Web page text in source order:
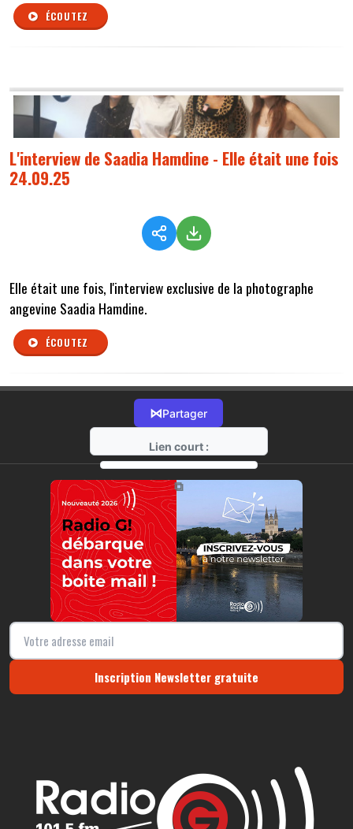
ÉCOUTEZ
L'interview de Saadia Hamdine - Elle était une fois
24.09.25
Elle était une fois, l'interview exclusive de la photographe
angevine Saadia Hamdine.
ÉCOUTEZ
⋈Partager
Lien court :
https://radio-g.fr?r448
⧉
Inscription Newsletter gratuite